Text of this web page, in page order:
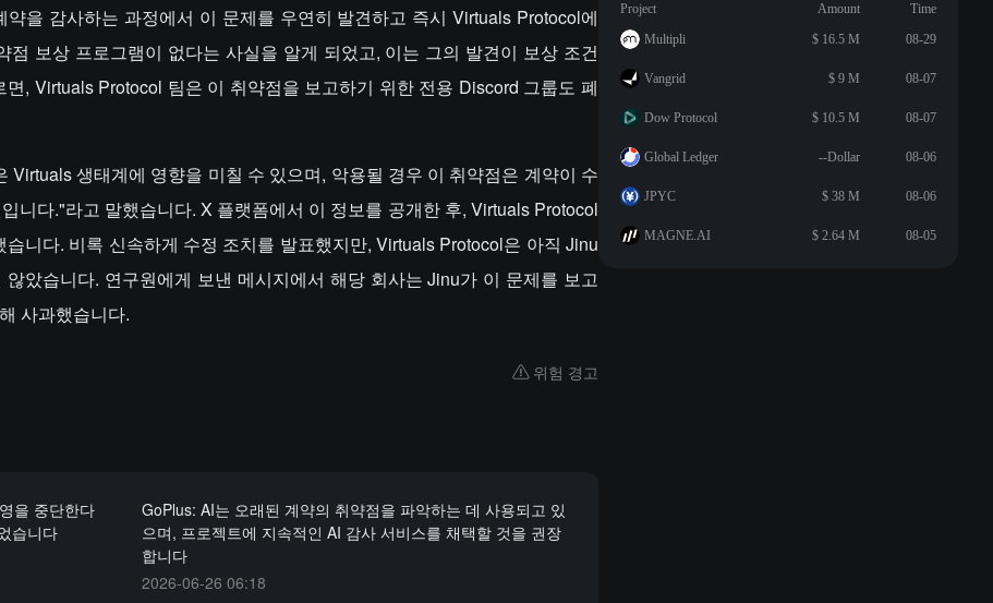
을 감사하는 과정에서 이 문제를 우연히 발견하고 즉시 Virtuals Protocol에
보상 프로그램이 없다는 사실을 알게 되었고, 이는 그의 발견이 보상 조건
, Virtuals Protocol 팀은 이 취약점을 보고하기 위한 전용 Discord 그룹도 폐
생태계에 영향을 미칠 수 있으며, 악용될 경우 이 취약점은 계약이 수
니다."라고 말했습니다. X 플랫폼에서 이 정보를 공개한 후, Virtuals Protocol
니다. 비록 신속하게 수정 조치를 발표했지만, Virtuals Protocol은 아직 Jinu
았습니다. 연구원에게 보낸 메시지에서 해당 회사는 Jinu가 이 문제를 보고
사과했습니다.
위험 경고
을 중단한다
습니다
GoPlus: AI는 오래된 계약의 취약점을 파악하는 데 사용되고 있
으며, 프로젝트에 지속적인 AI 감사 서비스를 채택할 것을 권장
합니다
2026-06-26 06:18
Project Amount
Time
Multipli
$ 16.5 M 08-29
Vangrid $ 9 M 08-07
Dow Protocol $ 10.5 M 08-07
Global Ledger --Dollar 08-06
JPYC $ 38 M 08-06
MAGNE.AI $ 2.64 M 08-05